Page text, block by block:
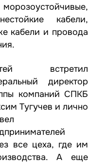
кабели,
кабели и провода
встретил
директор
компаний СПКБ
Тугучев и лично
все цеха, где им
А еще